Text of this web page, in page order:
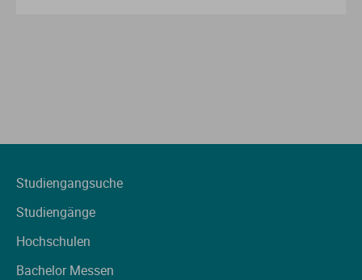
Studiengangsuche
Studiengänge
Hochschulen
Bachelor Messen